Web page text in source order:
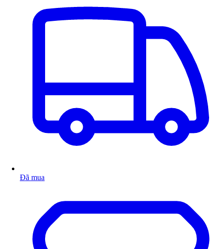
Đã mua